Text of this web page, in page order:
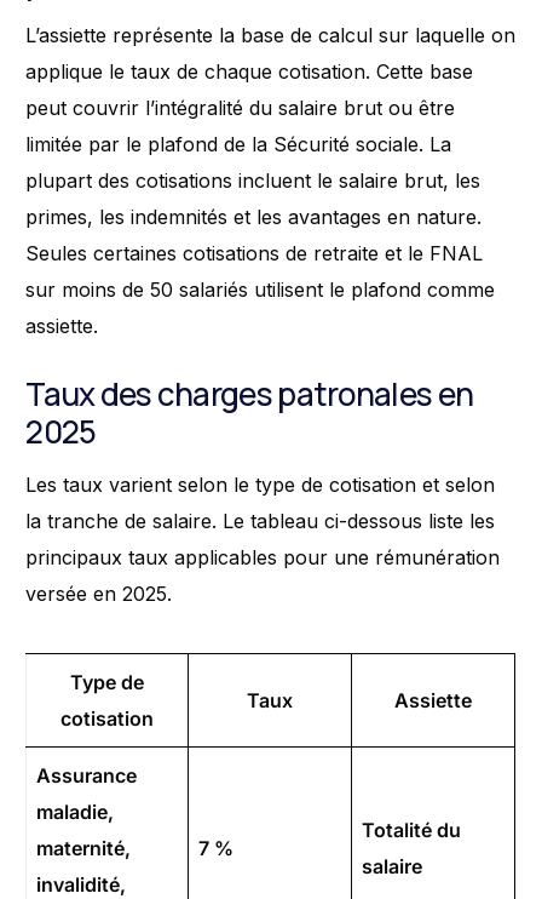
L’assiette représente la base de calcul sur laquelle on
applique le taux de chaque cotisation. Cette base
peut couvrir l’intégralité du salaire brut ou être
limitée par le plafond de la Sécurité sociale. La
plupart des cotisations incluent le salaire brut, les
primes, les indemnités et les avantages en nature.
Seules certaines cotisations de retraite et le FNAL
sur moins de 50 salariés utilisent le plafond comme
assiette.
Taux des charges patronales en
2025
Les taux varient selon le type de cotisation et selon
la tranche de salaire. Le tableau ci-dessous liste les
principaux taux applicables pour une rémunération
versée en 2025.
Type de
cotisation
Taux Assiette
Assurance
maladie,
maternité,
invalidité,
7 %
Totalité du
salaire